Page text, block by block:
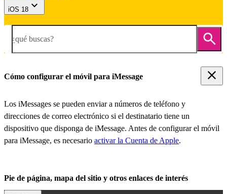
iOS 18
¿qué buscas?
Cómo configurar el móvil para iMessage
Los iMessages se pueden enviar a números de teléfono y
direcciones de correo electrónico si el destinatario tiene un
dispositivo que disponga de iMessage. Antes de configurar el móvil
para iMessage, es necesario activar la Cuenta de Apple.
Pie de página, mapa del sitio y otros enlaces de interés